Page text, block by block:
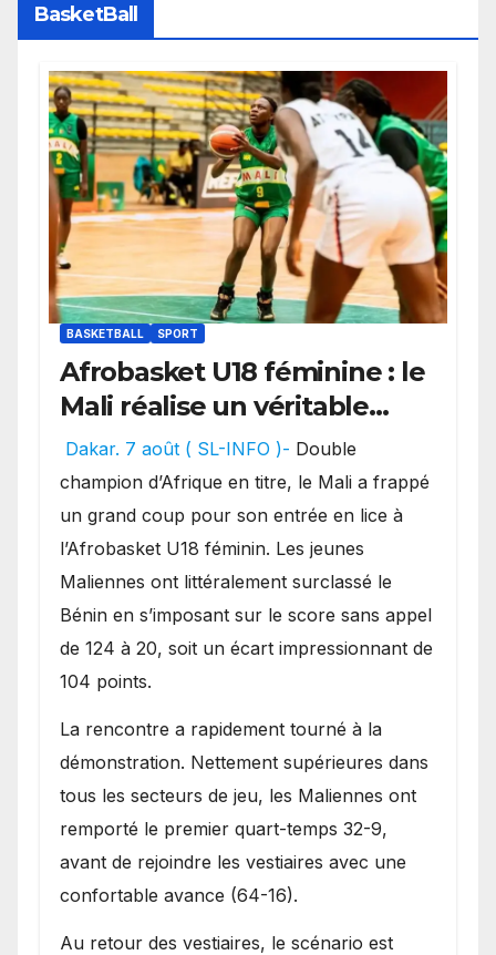
BasketBall
BASKETBALL SPORT
Afrobasket U18 féminine : le
Mali réalise un véritable
festival offensif et inflige
une lourde défaite au
Bénin.
Dakar. 7 août ( SL-INFO )- Double
champion d’Afrique en titre, le Mali a frappé
un grand coup pour son entrée en lice à
l’Afrobasket U18 féminin. Les jeunes
Maliennes ont littéralement surclassé le
Bénin en s’imposant sur le score sans appel
de 124 à 20, soit un écart impressionnant de
104 points.
La rencontre a rapidement tourné à la
démonstration. Nettement supérieures dans
tous les secteurs de jeu, les Maliennes ont
remporté le premier quart-temps 32-9,
avant de rejoindre les vestiaires avec une
confortable avance (64-16).
Au retour des vestiaires, le scénario est